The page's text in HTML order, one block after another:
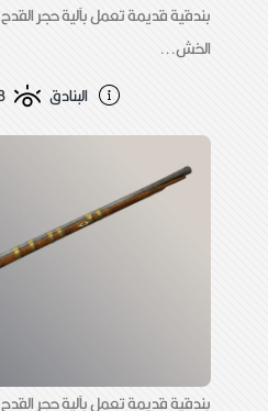
بندقية قديمة تعمل بآلية حجر
الخش...
البنادق
بندقية قديمة تعمل بآلية حجر